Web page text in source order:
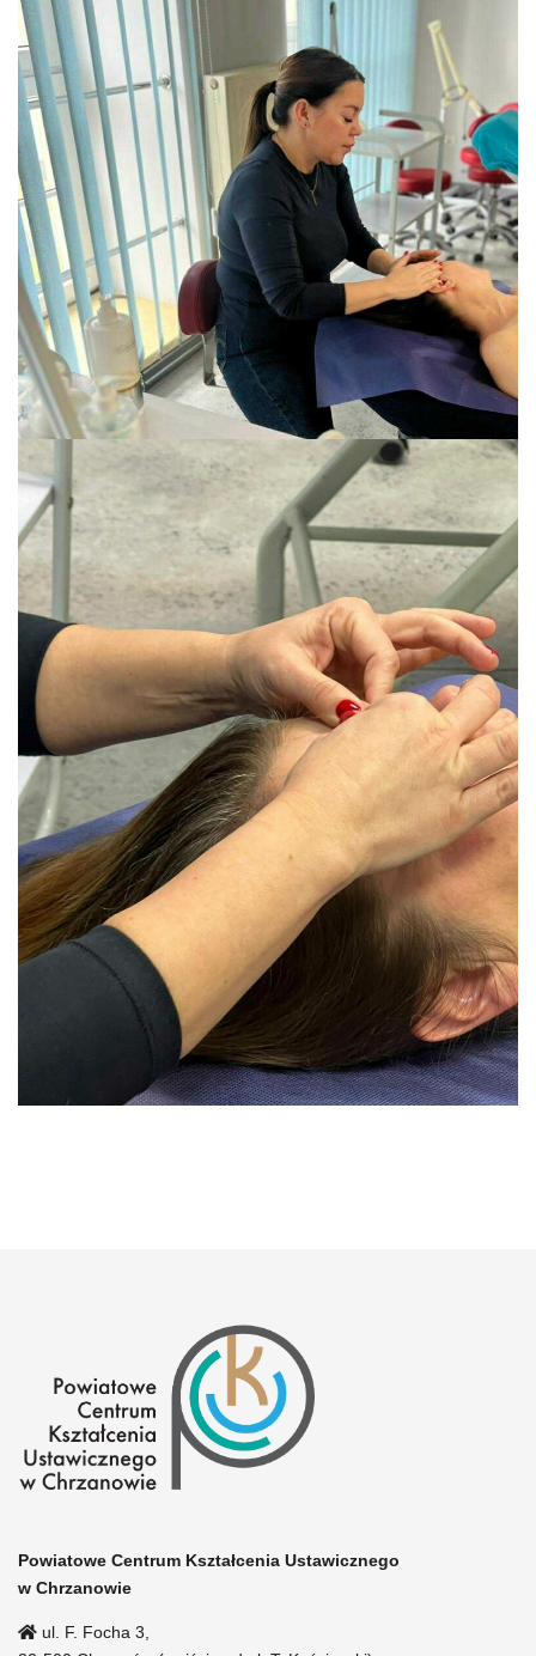
Powiatowe Centrum Kształcenia Ustawicznego
w Chrzanowie
ul. F. Focha 3,